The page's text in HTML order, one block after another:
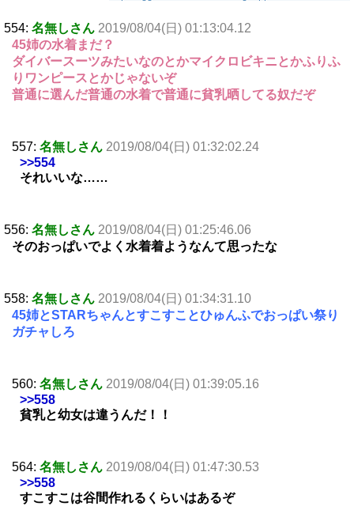
554: 名無しさん 2019/08/04(日) 01:13:04.12
45姉の水着まだ？
ダイバースーツみたいなのとかマイクロビキニとかふりふ
りワンピースとかじゃないぞ
普通に選んだ普通の水着で普通に貧乳晒してる奴だぞ
557: 名無しさん 2019/08/04(日) 01:32:02.24
>>554
それいいな……
556: 名無しさん 2019/08/04(日) 01:25:46.06
そのおっぱいでよく水着着ようなんて思ったな
558: 名無しさん 2019/08/04(日) 01:34:31.10
45姉とSTARちゃんとすこすことひゅんふでおっぱい祭り
ガチャしろ
560: 名無しさん 2019/08/04(日) 01:39:05.16
>>558
貧乳と幼女は違うんだ！！
564: 名無しさん 2019/08/04(日) 01:47:30.53
>>558
すこすこは谷間作れるくらいはあるぞ